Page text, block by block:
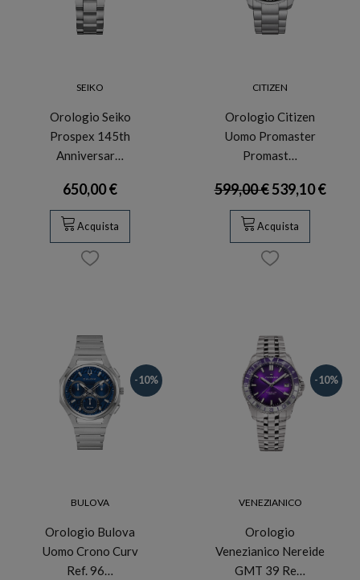
SEIKO
Orologio Seiko
Prospex 145th
Anniversar…
650,00 €
Acquista
CITIZEN
Orologio Citizen
Uomo Promaster
Promast…
599,00 €539,10 €
Acquista
-10%
BULOVA
Orologio Bulova
Uomo Crono Curv
Ref. 96…
-10%
VENEZIANICO
Orologio
Venezianico Nereide
GMT 39 Re…